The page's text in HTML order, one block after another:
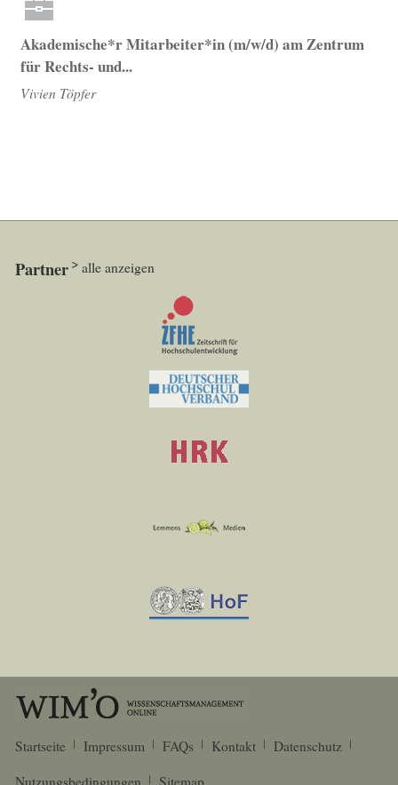
Akademische*r Mitarbeiter*in (m/w/d) am Zentrum
für Rechts- und...
Vivien Töpfer
Partner alle anzeigen
Startseite Impressum FAQs Kontakt
Datenschutz
Nutzungsbedingungen
Sitemap